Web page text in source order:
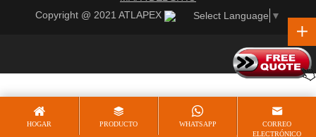
Copyright @ 2021 ATLAPEX
Select Language ▼
HOGAR PRODUCTO WHATSAPP
CORREO
ELECTRÓNICO